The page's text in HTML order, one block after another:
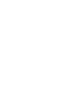
있는 곳만이 선택
트렌드라이
야기를 다룹
인 인사이트
뉴스레터 무료 구